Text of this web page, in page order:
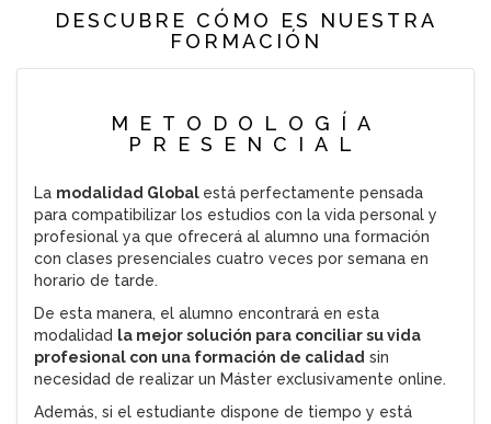
DESCUBRE CÓMO ES NUESTRA
FORMACIÓN
METODOLOGÍA
PRESENCIAL
La modalidad Global está perfectamente pensada
para compatibilizar los estudios con la vida personal y
profesional ya que ofrecerá al alumno una formación
con clases presenciales cuatro veces por semana en
horario de tarde.
De esta manera, el alumno encontrará en esta
modalidad la mejor solución para conciliar su vida
profesional con una formación de calidad sin
necesidad de realizar un Máster exclusivamente online.
Además, si el estudiante dispone de tiempo y está